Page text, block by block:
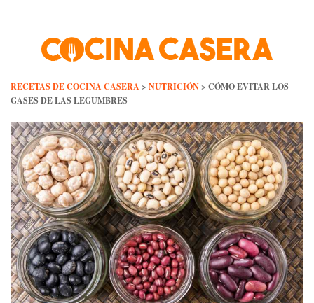
RECETAS DE COCINA CASERA > NUTRICIÓN> CÓMO EVITAR LOS
GASES DE LAS LEGUMBRES